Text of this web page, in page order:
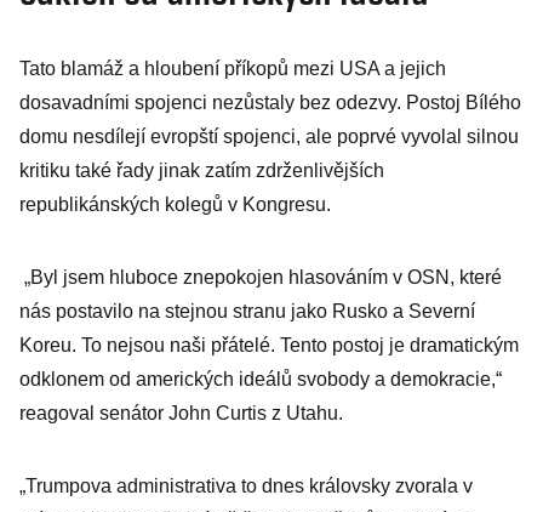
Tato blamáž a hloubení příkopů mezi USA a jejich
dosavadními spojenci nezůstaly bez odezvy. Postoj Bílého
domu nesdílejí evropští spojenci, ale poprvé vyvolal silnou
kritiku také řady jinak zatím zdrženlivějších
republikánských kolegů v Kongresu.
„Byl jsem hluboce znepokojen hlasováním v OSN, které
nás postavilo na stejnou stranu jako Rusko a Severní
Koreu. To nejsou naši přátelé. Tento postoj je dramatickým
odklonem od amerických ideálů svobody a demokracie,“
reagoval senátor John Curtis z Utahu.
„Trumpova administrativa to dnes královsky zvorala v